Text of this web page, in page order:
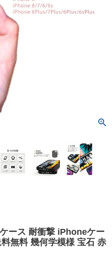
ース 耐衝撃 iPhoneケー
無料 幾何学模様 宝石 赤